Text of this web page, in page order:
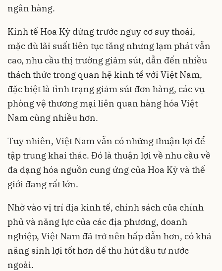
ngân hàng.
Kinh tế Hoa Kỳ đứng trước nguy cơ suy thoái,
mặc dù lãi suất liên tục tăng nhưng lạm phát vẫn
cao, nhu cầu thị trường giảm sút, dẫn đến nhiều
thách thức trong quan hệ kinh tế với Việt Nam,
đặc biệt là tình trạng giảm sút đơn hàng, các vụ
phòng vệ thương mại liên quan hàng hóa Việt
Nam cũng nhiều hơn.
Tuy nhiên, Việt Nam vẫn có những thuận lợi để
tập trung khai thác. Đó là thuận lợi về nhu cầu về
đa dạng hóa nguồn cung ứng của Hoa Kỳ và thế
giới đang rất lớn.
Nhờ vào vị trí địa kinh tế, chính sách của chính
phủ và năng lực của các địa phương, doanh
nghiệp, Việt Nam đã trở nên hấp dẫn hơn, có khả
năng sinh lợi tốt hơn để thu hút đầu tư nước
ngoài.